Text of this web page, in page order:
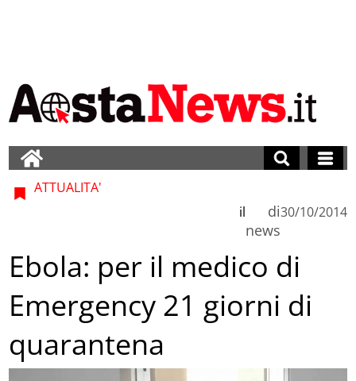
ATTUALITA'
di
news
il 30/10/2014
Ebola: per il medico di
Emergency 21 giorni di
quarantena